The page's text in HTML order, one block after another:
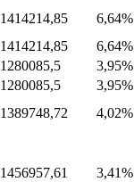
1414214,85 6,64%
1414214,85 6,64%
1280085,5 3,95%
1280085,5 3,95%
1389748,72 4,02%
1456957,61 3,41%